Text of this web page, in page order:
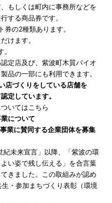
もしくは町内に事務所などを
する商品券です。
の2種類あります。
けます。
定店及び、紫波町木質バイオ
品の一部にも利用できます。
店づくりをしている店舗を
定しています。
いてはこちら
について
業に賛同する企業団体を募集
未来宣言」以降、「紫波の環
い姿で残し伝える」を合言葉
きました。この取組みが認め
・参加まちづくり表彰（環境